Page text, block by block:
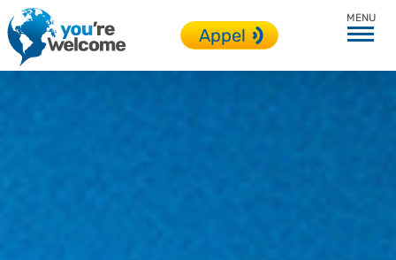
Appel
Afrique du Sud